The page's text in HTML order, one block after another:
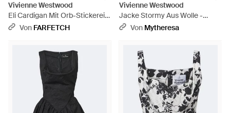
Vivienne Westwood
Eli Cardigan Mit Orb-Stickerei -
WeißVon FARFETCH
Vivienne Westwood
Jacke Stormy Aus Wolle -
Schwarz
Von Mytheresa